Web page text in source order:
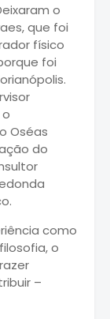
o
que foi
físico
foi
Oséas
do
como
o
–